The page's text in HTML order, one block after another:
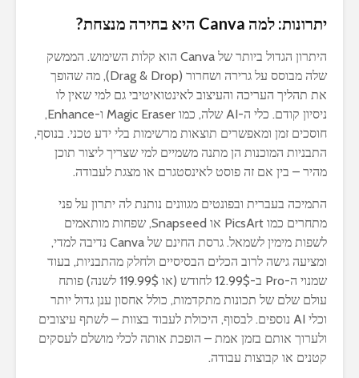
יתרונות: למה Canva היא בחירה מנצחת?
היתרון הגדול ביותר של Canva הוא קלות השימוש. הממשק
שלה מבוסס על גרירה ושחרור (Drag & Drop), מה שהופך
את תהליך העריכה והעיצוב לאינטואיטיבי גם למי שאין לו
ניסיון קודם. כלי ה-AI שלה, כמו Magic Eraser ו-Enhance,
חוסכים זמן ומאפשרים תוצאות מרשימות בלי ידע טכני. בנוסף,
התבניות המוכנות הן מתנה משמיים למי שצריך ליצור תוכן
מהיר – בין אם זה פוסט לאינסטגרם או מצגת לעבודה.
התמיכה בעברית ובפונטים מגוונים נותנת לה יתרון על פני
מתחרים כמו PicsArt או Snapseed, שפחות מותאמים
לשפות מימין לשמאל. גרסת החינם של Canva נדיבה למדי,
ומציעה גישה לרוב הכלים הבסיסיים ולחלק מהתבניות, בעוד
שמנוי ה-Pro ב-12.99$ לחודש (או 119.99$ לשנה) פותח
עולם שלם של תכונות מתקדמות, כולל אחסון ענן גדול יותר
וכלי AI נוספים. לבסוף, היכולת לעבוד בצוות – לשתף עיצובים
ולערוך אותם בזמן אמת – הופכת אותה לכלי מושלם לעסקים
קטנים או קבוצות עבודה.